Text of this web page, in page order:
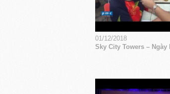
01/12/2018
Sky City Towers –